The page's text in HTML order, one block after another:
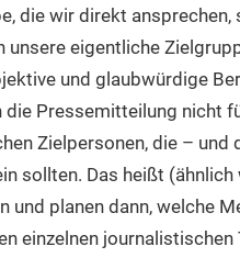
die wir direkt
unsere eigentliche
und glaubwürdige
Pressemitteilung nicht
Zielpersonen, die –
sollten. Das heißt
und planen dann, welche
einzelnen